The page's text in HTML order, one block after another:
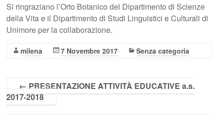
Si ringraziano l’Orto Botanico del Dipartimento di Scienze
della Vita e il Dipartimento di Studi Linguistici e Culturali di
Unimore per la collaborazione.
milena 7 Novembre 2017 Senza categoria
← PRESENTAZIONE ATTIVITÀ EDUCATIVE a.s.
2017-2018